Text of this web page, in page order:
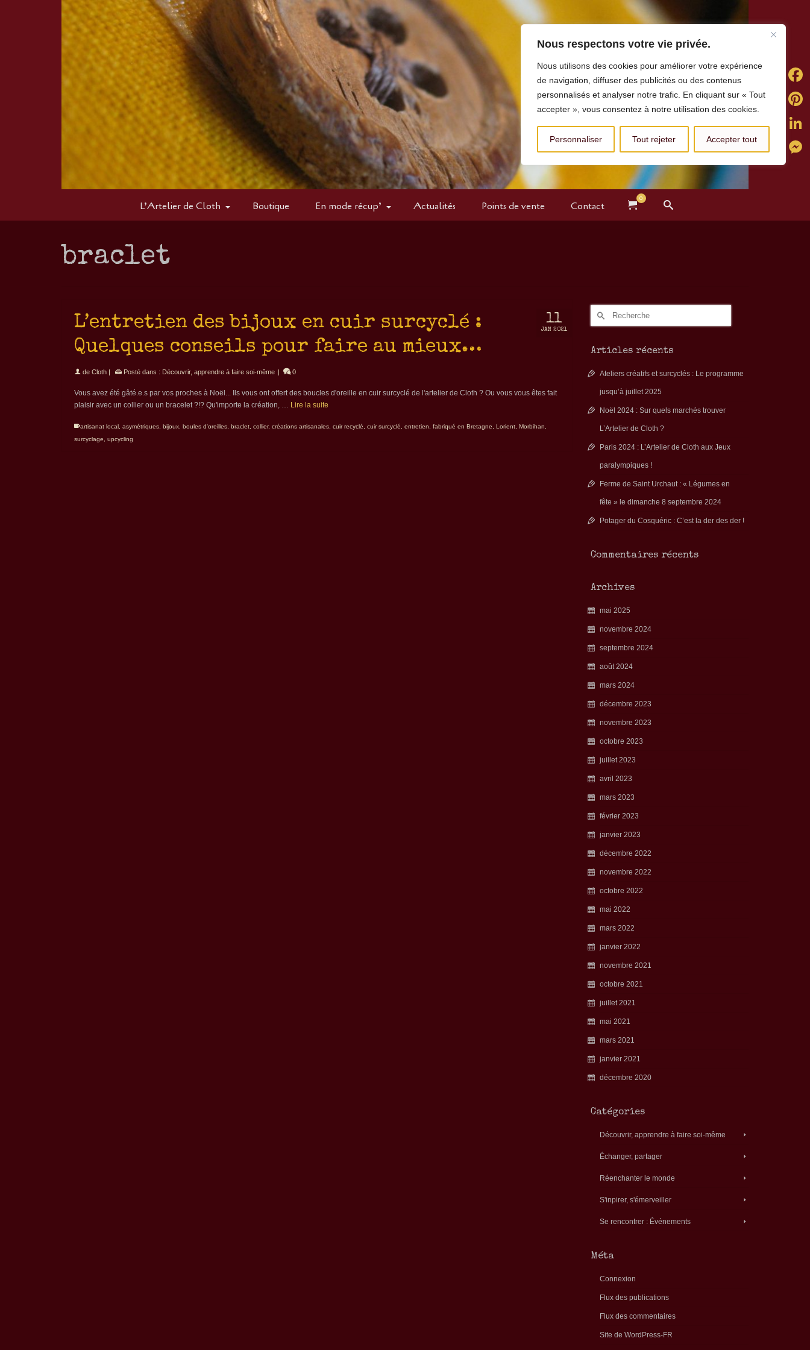
Nous respectons votre vie privée.
Nous utilisons des cookies pour améliorer votre expérience
de navigation, diffuser des publicités ou des contenus
personnalisés et analyser notre trafic. En cliquant sur « Tout
accepter », vous consentez à notre utilisation des cookies.
Personnaliser Tout rejeter Accepter tout
L’Artelier de Cloth Boutique En mode récup’ Actualités Points de vente Contact
0
braclet
11
JAN 2021
L’entretien des bijoux en cuir surcyclé :
Quelques conseils pour faire au mieux…
de Cloth Posté dans : Découvrir, apprendre à faire soi-même 0
Vous avez été gâté.e.s par vos proches à Noël... Ils vous ont offert des boucles d'oreille en cuir surcyclé de l'artelier de Cloth ? Ou vous vous êtes fait
plaisir avec un collier ou un bracelet ?!? Qu'importe la création, … Lire la suite
artisanat local , asymétriques, bijoux, boules d'oreilles, braclet, collier, créations artisanales, cuir recyclé, cuir surcyclé, entretien, fabriqué en Bretagne, Lorient, Morbihan,
surcyclage, upcycling
Rechercher :
Articles récents
Ateliers créatifs et surcyclés : Le programme
jusqu’à juillet 2025
Noël 2024 : Sur quels marchés trouver
L’Artelier de Cloth ?
Paris 2024 : L’Artelier de Cloth aux Jeux
paralympiques !
Ferme de Saint Urchaut : « Légumes en
fête » le dimanche 8 septembre 2024
Potager du Cosquéric : C’est la der des der !
Commentaires récents
Archives
mai 2025
novembre 2024
septembre 2024
août 2024
mars 2024
décembre 2023
novembre 2023
octobre 2023
juillet 2023
avril 2023
mars 2023
février 2023
janvier 2023
décembre 2022
novembre 2022
octobre 2022
mai 2022
mars 2022
janvier 2022
novembre 2021
octobre 2021
juillet 2021
mai 2021
mars 2021
janvier 2021
décembre 2020
Catégories
Découvrir, apprendre à faire soi-même
Échanger, partager
Réenchanter le monde
S'inpirer, s'émerveiller
Se rencontrer : Événements
Méta
Connexion
Flux des publications
Flux des commentaires
Site de WordPress-FR